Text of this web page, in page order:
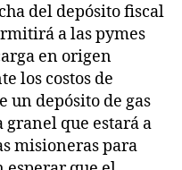
del depósito fiscal
a las pymes
en origen
los costos de
un depósito de gas
que estará a
misioneras para